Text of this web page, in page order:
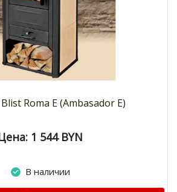
Roma E (Ambasador E)
1 544 BYN
В наличии